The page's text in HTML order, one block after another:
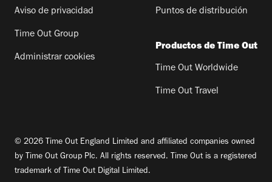
Aviso de privacidad
Time Out Group
Administrar cookies
Puntos de distribución
Productos de Time Out
Time Out Worldwide
Time Out Travel
© 2026 Time Out England Limited and affiliated companies owned
by Time Out Group Plc. All rights reserved. Time Out is a registered
trademark of Time Out Digital Limited.